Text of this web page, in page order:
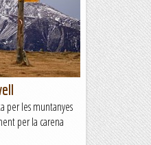
per les muntanyes
per la carena